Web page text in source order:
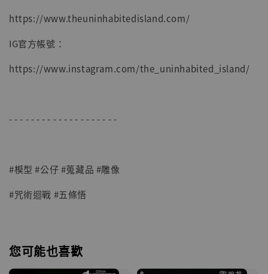
子彈飛 鵝城縣長 張麻子 [BK01]
NT$ 4,980
- +
https://www.theuninhabitedisland.com/
IG官方帳號：
https://www.instagram.com/the_uninhabited_island/
- - - - - - - - - - - - - - - - - - - -
#模型 #公仔 #蒐藏品 #雕像
#咒術迴戰 #五條悟
您可能也喜歡